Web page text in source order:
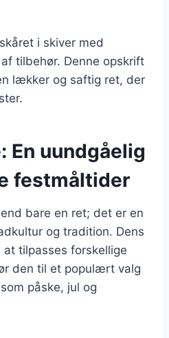
i skiver med
tilbehør. Denne opskrift
lækker og saftig ret, der
En uundgåelig
festmåltider
bare en ret; det er en
og tradition. Dens
tilpasses forskellige
den til et populært valg
påske, jul og